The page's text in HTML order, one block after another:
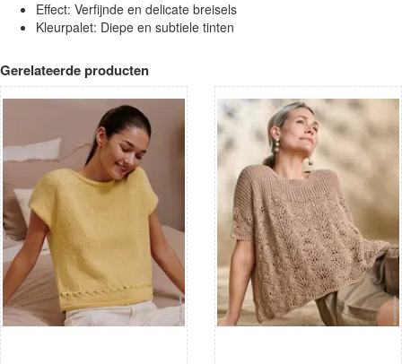
Effect: Verfijnde en delicate breisels
Kleurpalet: Diepe en subtiele tinten
Gerelateerde producten